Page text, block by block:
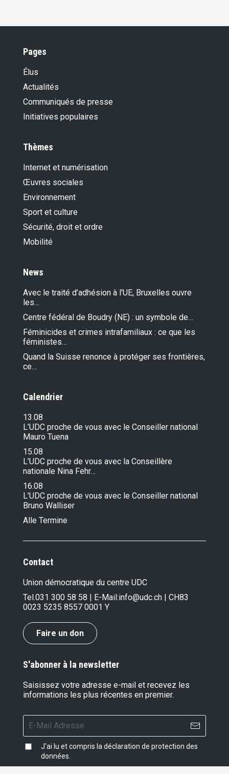
Pages
Élus
Actualités
Communiqués de presse
Initiatives populaires
Thèmes
Internet et numérisation
Œuvres sociales
Environnement
Sport et culture
Sécurité, droit et ordre
Mobilité
News
Avec le traité d’adhésion à l'UE, Bruxelles ouvre
les…
Centre fédéral de Boudry (NE) : un symbole de…
Féminicides et crimes intrafamiliaux : ce que les
féministes…
Quand la Suisse renonce à protéger ses frontières,
ce…
Calendrier
13.08
L’UDC proche de vous avec le Conseiller national
Mauro Tuena
15.08
L’UDC proche de vous avec la Conseillère
nationale Nina Fehr…
16.08
L’UDC proche de vous avec le Conseiller national
Bruno Walliser
Alle Termine
Contact
Union démocratique du centre UDC
Tel.031 300 58 58 | E-Mail:info@udc.ch | CH83
0023 5235 8557 0001 Y
Faire un don
S'abonner à la newsletter
Saisissez votre adresse e-mail et recevez les
informations les plus récentes en premier.
J'ai lu et compris la déclaration de protection des
données